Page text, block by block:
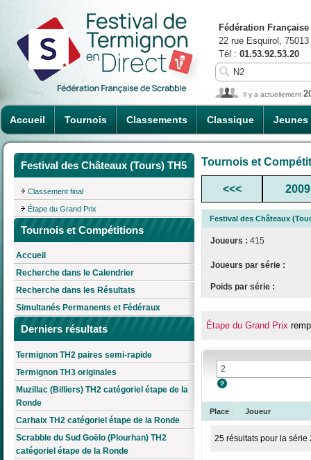
Accueil Tournois Classements Classique Jeunes
Fédération
22 rue Esquirol,
Tél : 01.53.92.53.20
Il y a actuellement
Festival des Châteaux (Tours) TH5
Classement final
Étape du Grand Prix
Tournois et Compétitions
Accueil
Recherche dans le Calendrier
Recherche dans les Résultats
Simultanés Permanents et Fédéraux
Derniers résultats
Termignon TH2 paires semi-rapide
Termignon TH3 originales
Muzillac (Billiers) TH2 catégoriel étape de la
Ronde
Carhaix TH2 catégoriel étape de la Ronde
Scrabble du Sud Goëlo (Plourhan) TH2
catégoriel étape de la Ronde
Tournois et
<<< 2009
Festival des Châteaux
Joueurs : 415
Joueurs par série :
Poids par série :
Étape du Grand Prix
Place Joueur
25 résultats pour la série